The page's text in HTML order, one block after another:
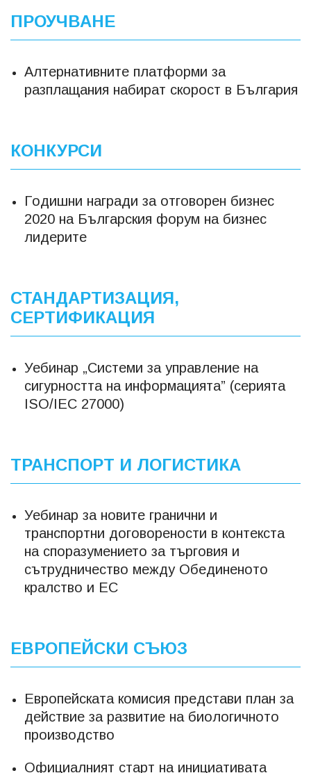
ПРОУЧВАНЕ
Алтернативните платформи за
разплащания набират скорост в България
КОНКУРСИ
Годишни награди за отговорен бизнес
2020 на Българския форум на бизнес
лидерите
СТАНДАРТИЗАЦИЯ,
СЕРТИФИКАЦИЯ
Уебинар „Системи за управление на
сигурността на информацията” (серията
ISO/IEC 27000)
ТРАНСПОРТ И ЛОГИСТИКА
Уебинар за новите гранични и
транспортни договорености в контекста
на споразумението за търговия и
сътрудничество между Обединеното
кралство и ЕС
ЕВРОПЕЙСКИ СЪЮЗ
Европейската комисия представи план за
действие за развитие на биологичното
производство
Официалният старт на инициативата